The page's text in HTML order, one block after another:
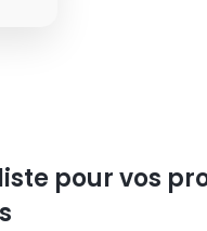
pour vos